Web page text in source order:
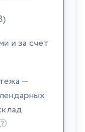
и за счет
—